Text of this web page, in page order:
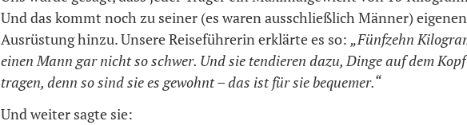
Und das kommt noch zu seiner (es waren ausschließlich Männer) eigenen
Ausrüstung hinzu. Unsere Reiseführerin erklärte es so: „Fünfzehn
einen Mann gar nicht so schwer. Und sie tendieren dazu, Dinge auf dem
tragen, denn so sind sie es gewohnt – das ist für sie bequemer.“
Und weiter sagte sie: